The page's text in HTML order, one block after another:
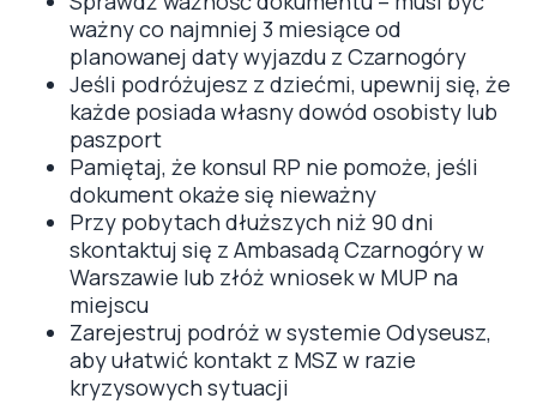
ważny co najmniej 3 miesiące od
planowanej daty wyjazdu z Czarnogóry
Jeśli podróżujesz z dziećmi, upewnij się, że
każde posiada własny dowód osobisty lub
paszport
Pamiętaj, że konsul RP nie pomoże, jeśli
dokument okaże się nieważny
Przy pobytach dłuższych niż 90 dni
skontaktuj się z Ambasadą Czarnogóry w
Warszawie lub złóż wniosek w MUP na
miejscu
Zarejestruj podróż w systemie Odyseusz,
aby ułatwić kontakt z MSZ w razie
kryzysowych sytuacji